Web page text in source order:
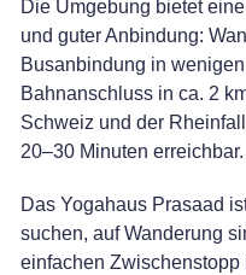
Die Umgebung bietet
und guter Anbindung:
Busanbindung in
Bahnanschluss in ca. 2
Schweiz und der
20–30 Minuten erreichbar.
Das Yogahaus Prasaad
suchen, auf Wanderung
einfachen Zwischenstopp